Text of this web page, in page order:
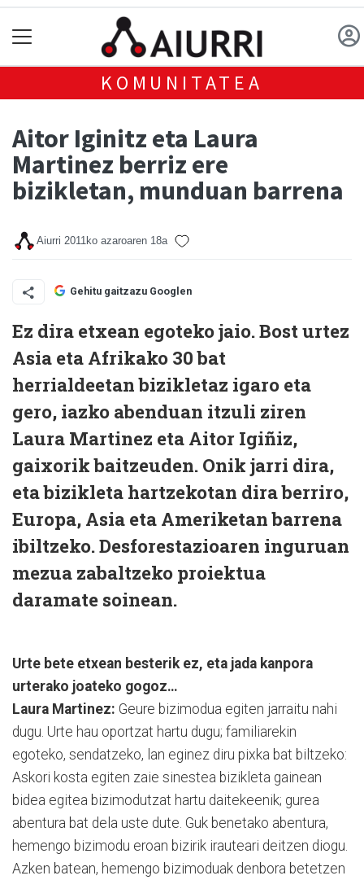
KOMUNITATEA
Aitor Iginitz eta Laura
Martinez berriz ere
bizikletan, munduan barrena
Aiurri 2011ko azaroaren 18a
Gehitu gaitzazu Googlen
Ez dira etxean egoteko jaio. Bost urtez
Asia eta Afrikako 30 bat
herrialdeetan bizikletaz igaro eta
gero, iazko abenduan itzuli ziren
Laura Martinez eta Aitor Igiñiz,
gaixorik baitzeuden. Onik jarri dira,
eta bizikleta hartzekotan dira berriro,
Europa, Asia eta Ameriketan barrena
ibiltzeko. Desforestazioaren inguruan
mezua zabaltzeko proiektua
daramate soinean.
Urte bete etxean besterik ez, eta jada kanpora
urterako joateko gogoz…
Laura Martinez: Geure bizimodua egiten jarraitu nahi
dugu. Urte hau oportzat hartu dugu; familiarekin
egoteko, sendatzeko, lan eginez diru pixka bat biltzeko:
Askori kosta egiten zaie sinestea bizikleta gainean
bidea egitea bizimodutzat hartu daitekeenik; gurea
abentura bat dela uste dute. Guk benetako abentura,
hemengo bizimodu eroan bizirik irauteari deitzen diogu.
Azken batean, hemengo bizimoduak denbora betetzen